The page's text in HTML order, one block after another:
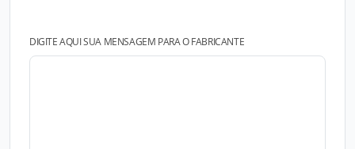
DIGITE AQUI SUA MENSAGEM PARA O FABRICANTE